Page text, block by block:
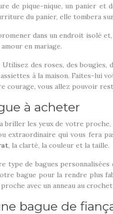
de pique-nique, un panier
du panier, elle tombera
dans un endroit isolé
en mariage.
des roses, des bougies,
à la maison. Faites-lui
courage, vous allez pouvoir
à acheter
les yeux de votre
qui vous fera
, la clarté, la couleur et la taille.
type de bagues
bague pour la rendre plus
avec un anneau au
bague de